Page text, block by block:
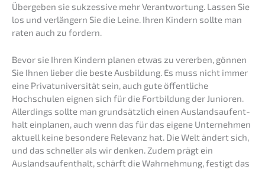
Überge­ben sie sukzes­si­ve mehr Verant­wor­tung. Lassen Sie
los und verlän­gern Sie die Leine. Ihren Kindern sollte man
raten auch zu fordern.
Bevor sie Ihren Kindern planen etwas zu verer­ben, gönnen
Sie Ihnen lieber die beste Ausbil­dung. Es muss nicht immer
eine Privat­uni­ver­si­tät sein, auch gute öffent­li­che
Hochschu­len eignen sich für die Fortbil­dung der Junio­ren.
Aller­dings sollte man grund­sätz­lich einen Auslands­auf­ent­
halt einpla­nen, auch wenn das für das eigene Unter­neh­men
aktuell keine beson­de­re Relevanz hat. Die Welt ändert sich,
und das schnel­ler als wir denken. Zudem prägt ein
Auslands­auf­ent­halt, schärft die Wahrneh­mung, festigt das